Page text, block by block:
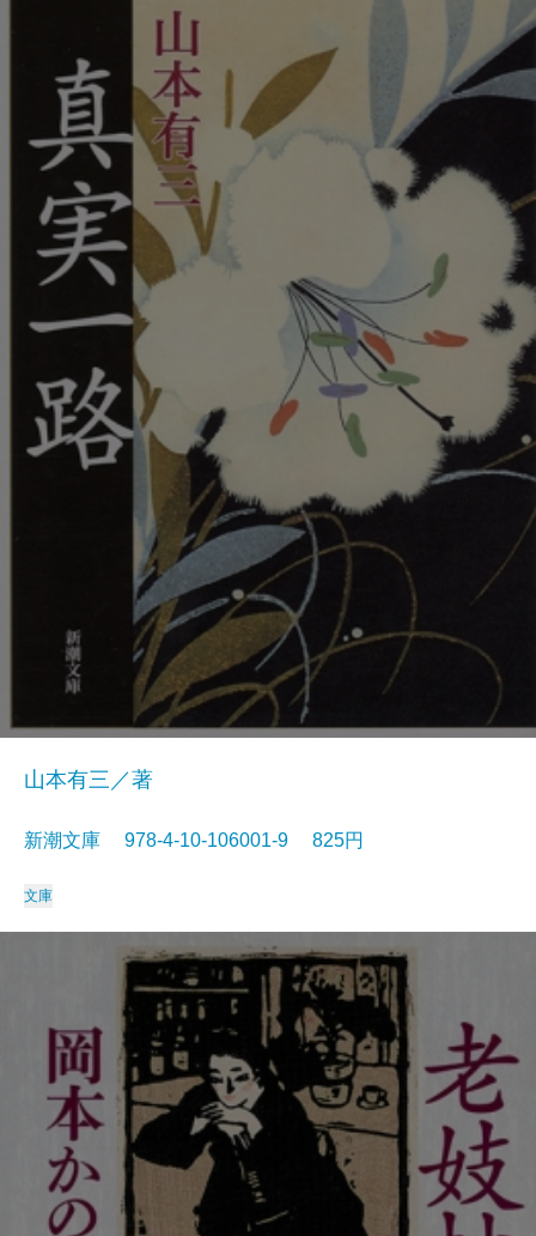
山本有三／著
新潮文庫 978-4-10-106001-9 825円
文庫